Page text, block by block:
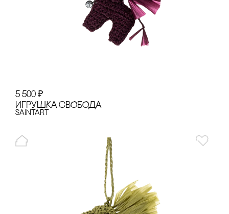
5 500 ₽
ИГРУШКА сВОБОДА
SAINTART